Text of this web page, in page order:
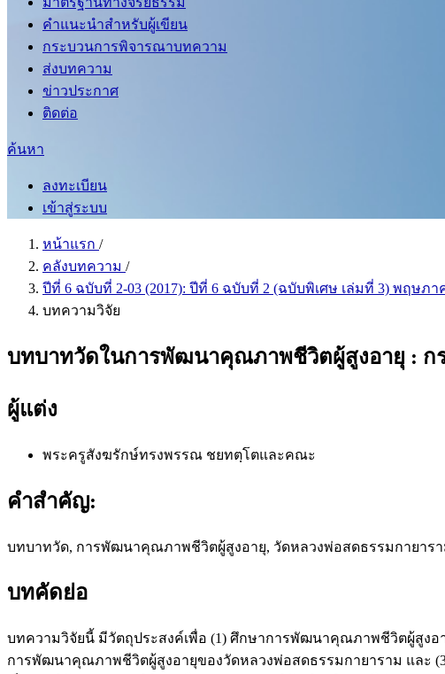
คำแนะนำสำหรับผู้เขียน
กระบวนการพิจารณาบทความ
ส่งบทความ
ข่าวประกาศ
ติดต่อ
ค้นหา
ลงทะเบียน
เข้าสู่ระบบ
หน้าแรก /
คลังบทความ /
ปีที่ 6 ฉบับที่ 2-03 (2017): ปีที่ 6 ฉบับที่ 2 (ฉบับพิเศษ เล่มที่ 3) พฤษภา
บทความวิจัย
บทบาทวัดในการพัฒนาคุณภาพชีวิตผู้สูงอายุ : ก
ผู้แต่ง
พระครูสังฆรักษ์ทรงพรรณ ชยทตฺโตและคณะ
คำสำคัญ:
บทบาทวัด, การพัฒนาคุณภาพชีวิตผู้สูงอายุ, วัดหลวงพ่อสดธรรมกายารา
บทคัดย่อ
บทความวิจัยนี้ มีวัตถุประสงค์เพื่อ (1) ศึกษาการพัฒนาคุณภาพชีวิตผู้สูง
การพัฒนาคุณภาพชีวิตผู้สูงอายุของวัดหลวงพ่อสดธรรมกายาราม และ